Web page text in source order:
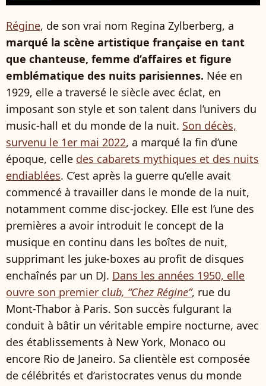
Régine, de son vrai nom Regina Zylberberg, a
marqué la scène artistique française en tant
que chanteuse, femme d’affaires et figure
emblématique des nuits parisiennes. Née en
1929, elle a traversé le siècle avec éclat, en
imposant son style et son talent dans l’univers du
music-hall et du monde de la nuit. Son décès,
survenu le 1er mai 2022, a marqué la fin d’une
époque, celle des cabarets mythiques et des nuits
endiablées. C’est après la guerre qu’elle avait
commencé à travailler dans le monde de la nuit,
notamment comme disc-jockey. Elle est l’une des
premières a avoir introduit le concept de la
musique en continu dans les boîtes de nuit,
supprimant les juke-boxes au profit de disques
enchaînés par un DJ. Dans les années 1950, elle
ouvre son premier club, “Chez Régine”, rue du
Mont-Thabor à Paris. Son succès fulgurant la
conduit à bâtir un véritable empire nocturne, avec
des établissements à New York, Monaco ou
encore Rio de Janeiro. Sa clientèle est composée
de célébrités et d’aristocrates venus du monde